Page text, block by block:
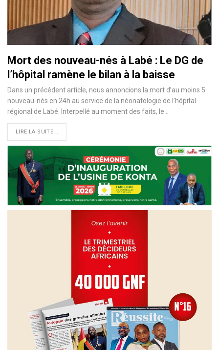
Mort des nouveau-nés à Labé : Le DG de
l’hôpital ramène le bilan à la baisse
Dans un précédent article, nous annoncions la mort d’au moins 5
nouveau-nés en 24h au service de la néonatologie de l’hôpital
régional de Labé. Interpellé au moment des faits, le
LIRE LA SUITE...